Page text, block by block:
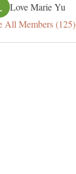
Love Marie Yu
All Members (125)